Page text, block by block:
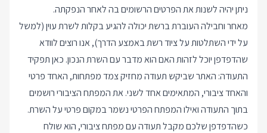
ניתן יהיה לשנות את הפרטים הרשומים בה לאחר הנפקתה.
מאחר וחבילה העוברת ברשת יכולה להגיע בקלות לשרת עוין (למשל
על ידי השתלטות על ציוד רשת באמצע הדרך), אנו רוצים לוודא
שהדפדפן יוכל לזהות האם הוא מדבר עם השרת הנכון. כאן תפקיד
התעודה: האתר שביקש תעודה מחזיק צמד מפתחות, האחד פרטי
והאחד ציבורי, המתאימים אחד לשני. את המפתח הציבורי רושמים
בתוך התעודה ואילו המפתח הפרטי נשמר במקום פרטי על השרת.
כשהדפדפן שלכם מקבל תעודה עם מפתח ציבורי, הוא שולח